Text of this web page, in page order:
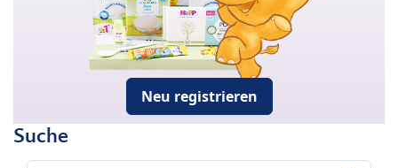
Neu registrieren
Suche